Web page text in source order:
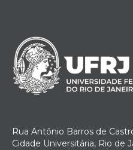
Rua Antônio Barros de
Cidade Universitária, Rio de